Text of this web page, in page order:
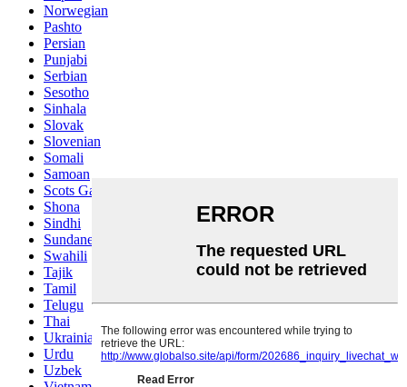
Norwegian
Pashto
Persian
Punjabi
Serbian
Sesotho
Sinhala
Slovak
Slovenian
Somali
Samoan
Scots Gaelic
Shona
Sindhi
Sundanese
Swahili
Tajik
Tamil
Telugu
Thai
Ukrainian
Urdu
Uzbek